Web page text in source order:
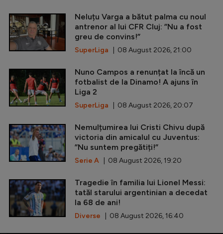
Neluțu Varga a bătut palma cu noul
antrenor al lui CFR Cluj: ”Nu a fost
greu de convins!”
SuperLiga | 08 August 2026, 21:00
Nuno Campos a renunțat la încă un
fotbalist de la Dinamo! A ajuns în
Liga 2
SuperLiga | 08 August 2026, 20:07
Nemulțumirea lui Cristi Chivu după
victoria din amicalul cu Juventus:
”Nu suntem pregătiți!”
Serie A | 08 August 2026, 19:20
Tragedie în familia lui Lionel Messi:
tatăl starului argentinian a decedat
la 68 de ani!
Diverse | 08 August 2026, 16:40